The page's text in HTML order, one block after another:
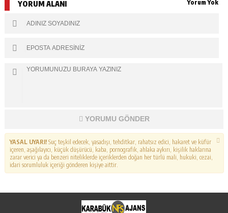
YORUM ALANI Yorum Yok
YORUMU GÖNDER
YASAL UYARI!Suç teşkil edecek, yasadışı, tehditkar, rahatsız edici, hakaret ve küfür
içeren, aşağılayıcı, küçük düşürücü, kaba, pornografik, ahlaka aykırı, kişilik haklarına
zarar verici ya da benzeri niteliklerde içeriklerden doğan her türlü mali, hukuki, cezai,
idari sorumluluk içeriği gönderen kişiye aittir.